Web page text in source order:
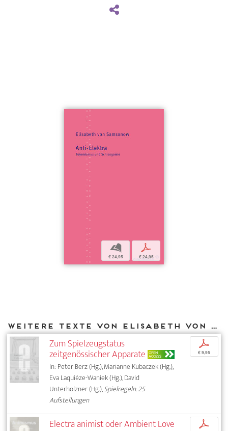
b
€ 24,95
p
€ 24,95
Weitere Texte von Elisabeth von Samsonow bei DIAPHANES
Zum Spielzeugstatus
zeitgenössischer Apparate OPEN
ACCESS
In: Peter Berz (Hg.), Marianne Kubaczek (Hg.),
Eva Laquièze-Waniek (Hg.), David
Unterholzner (Hg.),Spielregeln. 25
Aufstellungen
p
€ 9,95
Electra animist oder Ambient Love p